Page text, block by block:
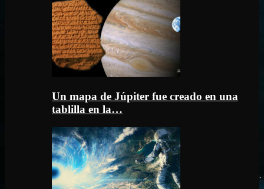
Un mapa de Júpiter fue creado en una
tablilla en la…